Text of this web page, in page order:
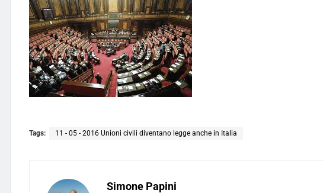
Tags: 11 - 05 - 2016 Unioni civili diventano legge anche in Italia
Simone Papini